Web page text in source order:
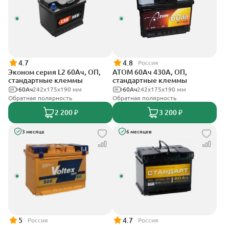
4.7
Эконом серия L2 60Ач, ОП,
стандартные клеммы
242х175х190 мм
60Ач
Обратная полярность
2 200 ₽
4.8 Россия
АТОМ 60Ач 430А, ОП,
стандартные клеммы
242х175х190 мм
60Ач
Обратная полярность
3 200 ₽
3 месяца
5 Россия
6 месяцев
4.7 Россия